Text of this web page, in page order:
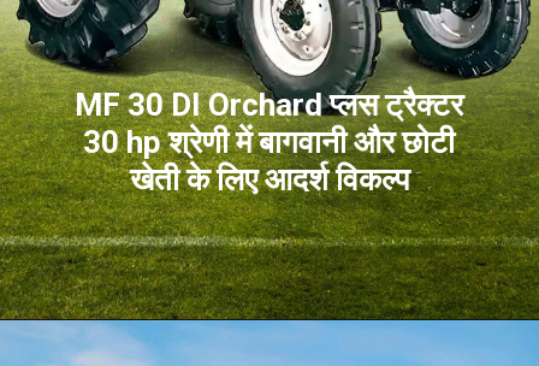
MF 30 DI Orchard प्लस ट्रैक्टर
30 hp श्रेणी में बागवानी और छोटी
खेती के लिए आदर्श विकल्प